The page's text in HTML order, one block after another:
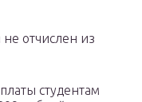
отчислен из
студентам